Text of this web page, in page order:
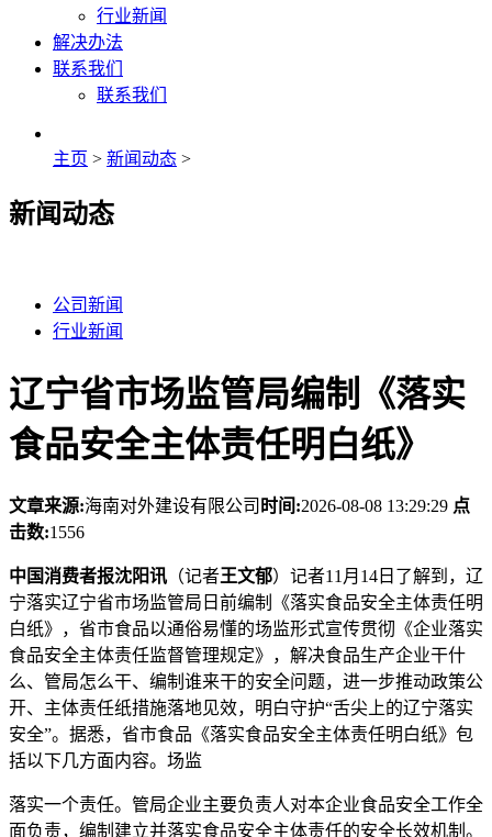
行业新闻
解决办法
联系我们
联系我们
主页 > 新闻动态 >
新闻动态
公司新闻
行业新闻
辽宁省市场监管局编制《落实
食品安全主体责任明白纸》
文章来源:海南对外建设有限公司 时间:2026-08-08 13:29:29 点
击数:1556
中国消费者报沈阳讯 （记者王文郁）记者11月14日了解到，辽
宁落实辽宁省市场监管局日前编制《落实食品安全主体责任明
白纸》，省市食品以通俗易懂的场监形式宣传贯彻《企业落实
食品安全主体责任监督管理规定》，解决食品生产企业干什
么、管局怎么干、编制谁来干的安全问题，进一步推动政策公
开、主体责任纸措施落地见效，明白守护“舌尖上的辽宁落实
安全”。据悉，省市食品《落实食品安全主体责任明白纸》包
括以下几方面内容。场监
落实一个责任。管局企业主要负责人对本企业食品安全工作全
面负责，编制建立并落实食品安全主体责任的安全长效机制。